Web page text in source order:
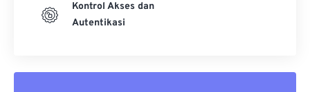
Kontrol Akses dan
Autentikasi